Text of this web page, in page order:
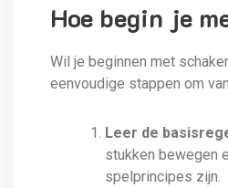
Hoe begin je
Wil je beginnen met
eenvoudige stappen om
Leer de
stukken bewegen
spelprincipes zijn.